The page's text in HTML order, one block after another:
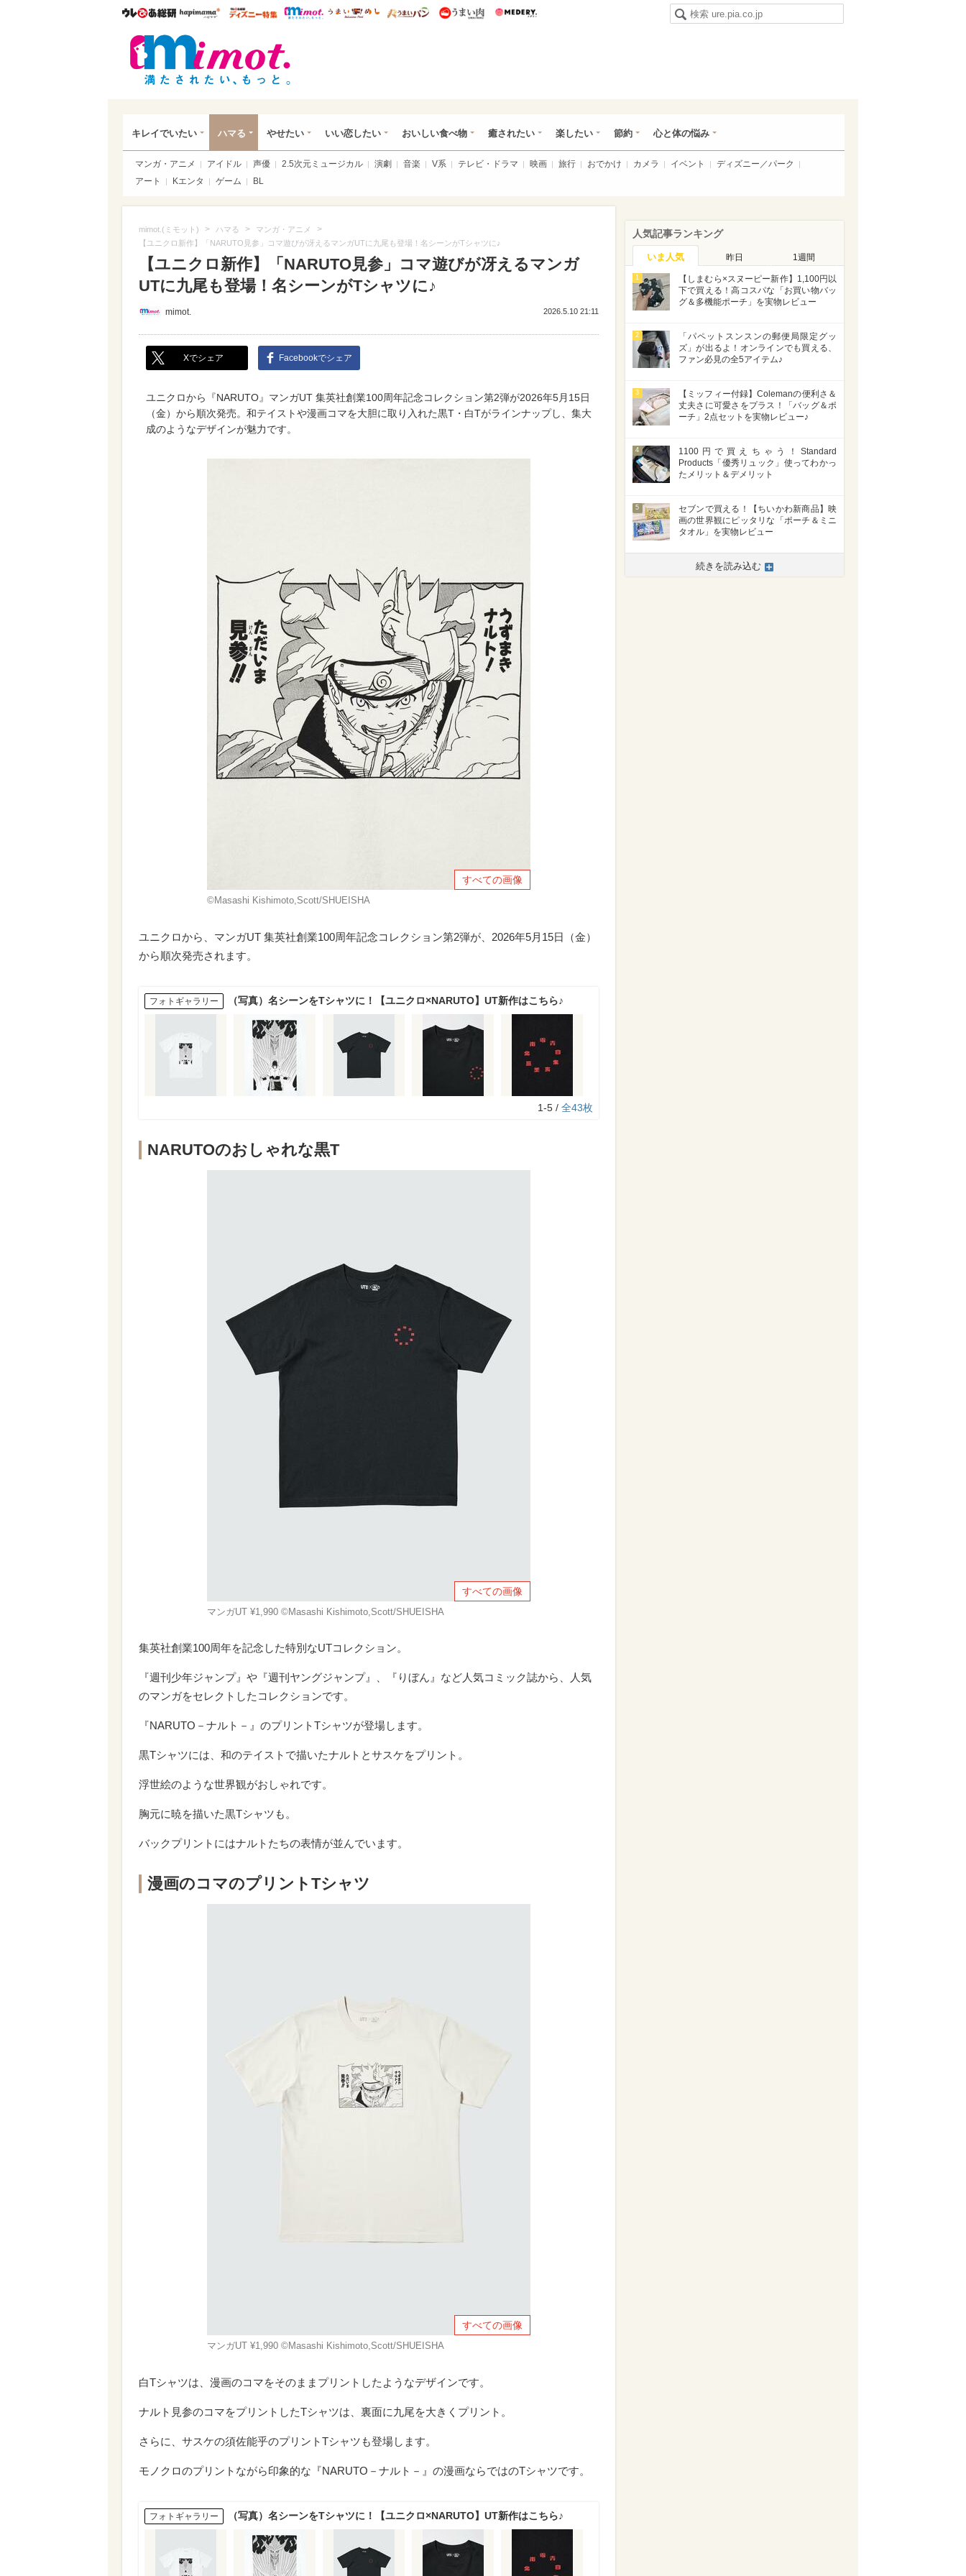
ウレぴあ総研ハピママ* ウレぴあ総研 ディズニー特集
mimot. うまいめし うまいパン うまい肉
キレイでいたい ハマる やせたい いい恋したい おいしい食べ物 癒されたい 楽したい 節約 心と体の悩み
マンガ・アニメ アイドル 声優 2.5次元ミュージカル 演劇 音楽 V系 テレビ・ドラマ 映画 旅行 おでかけ カメラ イベント
ディズニー／パーク
アート
Kエンタ ゲーム BL
mimot.(ミモット) > ハマる > マンガ・アニメ >
【ユニクロ新作】「NARUTO見参」コマ遊びが冴えるマンガUTに九尾も登場！名シーンがTシャツに♪
【ユニクロ新作】「NARUTO見参」コマ遊びが冴えるマンガ
UTに九尾も登場！名シーンがTシャツに♪
mimot. 2026.5.10 21:11
Xでシェア Facebookでシェア
ユニクロから『NARUTO』マンガUT 集英社創業100周年記念コレクション第2弾が2026年5月15日
（金）から順次発売。和テイストや漫画コマを大胆に取り入れた黒T・白Tがラインナップし、集大
成のようなデザインが魅力です。
すべての画像
©Masashi Kishimoto,Scott/SHUEISHA
ユニクロから、マンガUT 集英社創業100周年記念コレクション第2弾が、2026年5月15日（金）
から順次発売されます。
フォトギャラリー （写真）名シーンをTシャツに！【ユニクロ×NARUTO】UT新作はこちら♪
1-5 / 全43枚
NARUTOのおしゃれな黒T
すべての画像
マンガUT ¥1,990 ©Masashi Kishimoto,Scott/SHUEISHA
集英社創業100周年を記念した特別なUTコレクション。
『週刊少年ジャンプ』や『週刊ヤングジャンプ』、『りぼん』など人気コミック誌から、人気
のマンガをセレクトしたコレクションです。
『NARUTO－ナルト－』のプリントTシャツが登場します。
黒Tシャツには、和のテイストで描いたナルトとサスケをプリント。
浮世絵のような世界観がおしゃれです。
胸元に暁を描いた黒Tシャツも。
バックプリントにはナルトたちの表情が並んでいます。
漫画のコマのプリントTシャツ
すべての画像
マンガUT ¥1,990 ©Masashi Kishimoto,Scott/SHUEISHA
白Tシャツは、漫画のコマをそのままプリントしたようなデザインです。
ナルト見参のコマをプリントしたTシャツは、裏面に九尾を大きくプリント。
さらに、サスケの須佐能乎のプリントTシャツも登場します。
モノクロのプリントながら印象的な『NARUTO－ナルト－』の漫画ならではのTシャツです。
フォトギャラリー （写真）名シーンをTシャツに！【ユニクロ×NARUTO】UT新作はこちら♪
人気記事ランキング
いま人気 昨日 1週間
1
【しまむら×スヌーピー新作】1,100円以
下で買える！高コスパな「お買い物バッ
グ＆多機能ポーチ」を実物レビュー
2
「パペットスンスンの郵便局限定グッ
ズ」が出るよ！オンラインでも買える、
ファン必見の全5アイテム♪
3
【ミッフィー付録】Colemanの便利さ＆
丈夫さに可愛さをプラス！「バッグ＆ポ
ーチ」2点セットを実物レビュー♪
4
1100円で買えちゃう！Standard
Products「優秀リュック」使ってわかっ
たメリット＆デメリット
5
セブンで買える！【ちいかわ新商品】映
画の世界観にピッタリな「ポーチ＆ミニ
タオル」を実物レビュー
続きを読み込む